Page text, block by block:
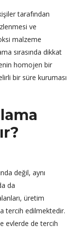
tarafından
ve
malzeme
sırasında dikkat
homojen bir
bir süre kuruması
değil, aynı
da
üretim
tercih edilmektedir.
evlerde de tercih